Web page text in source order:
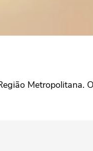
Metropolitana.